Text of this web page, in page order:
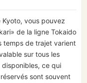
vous pouvez
de la ligne Tokaido
temps de trajet varient
sur tous les
ce qui
sont souvent